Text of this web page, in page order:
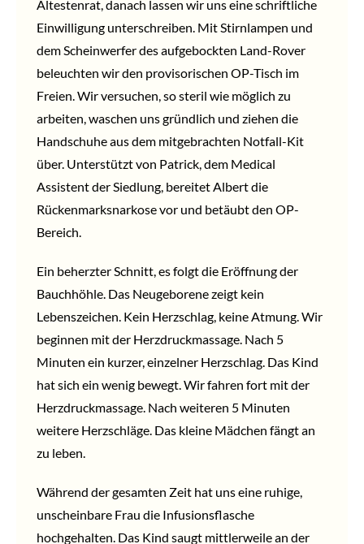
Ältestenrat, danach lassen wir uns eine schriftliche
Einwilligung unterschreiben. Mit Stirnlampen und
dem Scheinwerfer des aufgebockten Land-Rover
beleuchten wir den provisorischen OP-Tisch im
Freien. Wir versuchen, so steril wie möglich zu
arbeiten, waschen uns gründlich und ziehen die
Handschuhe aus dem mitgebrachten Notfall-Kit
über. Unterstützt von Patrick, dem Medical
Assistent der Siedlung, bereitet Albert die
Rückenmarksnarkose vor und betäubt den OP-
Bereich.
Ein beherzter Schnitt, es folgt die Eröffnung der
Bauchhöhle. Das Neugeborene zeigt kein
Lebenszeichen. Kein Herzschlag, keine Atmung. Wir
beginnen mit der Herzdruckmassage. Nach 5
Minuten ein kurzer, einzelner Herzschlag. Das Kind
hat sich ein wenig bewegt. Wir fahren fort mit der
Herzdruckmassage. Nach weiteren 5 Minuten
weitere Herzschläge. Das kleine Mädchen fängt an
zu leben.
Während der gesamten Zeit hat uns eine ruhige,
unscheinbare Frau die Infusionsflasche
hochgehalten. Das Kind saugt mittlerweile an der